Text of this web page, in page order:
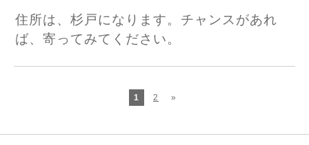
住所は、杉戸になります。チャンスがあれ
ば、寄ってみてください。
1 2 »